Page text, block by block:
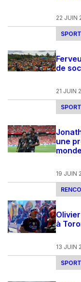
22 JUIN
de
21 JUIN
une
monde
19 JUIN
à
13 JUIN